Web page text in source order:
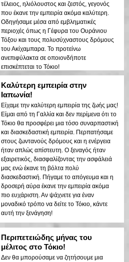
τέλειος, ηλιόλουστος και ζεστός, γεγονός
που έκανε την εμπειρία ακόμα καλύτερη.
Οδηγήσαμε μέσα από εμβληματικές
περιοχές όπως η Γέφυρα του Ουράνιου
Τόξου και τους πολυσύχναστους δρόμους
του Ακίχαμπαρα. Το προτείνω
ανεπιφύλακτα σε οποιονδήποτε
επισκέπτεται το Τόκιο!
Καλύτερη εμπειρία στην
Ιαπωνία!
Είχαμε την καλύτερη εμπειρία της ζωής μας!
Είμαι από τη Γαλλία και δεν περίμενα ότι το
Τόκιο θα προσφέρει μια τόσο συναρπαστική
και διασκεδαστική εμπειρία. Περπατήσαμε
στους ζωντανούς δρόμους και η ενέργεια
ήταν απλώς απίστευτη. Ο ξεναγός ήταν
εξαιρετικός, διασφαλίζοντας την ασφάλειά
μας ενώ έκανε τη βόλτα πολύ
διασκεδαστική. Πήγαμε το απόγευμα και η
δροσερή αύρα έκανε την εμπειρία ακόμα
πιο ευχάριστη. Αν ψάχνετε για έναν
μοναδικό τρόπο να δείτε το Τόκιο, κάντε
αυτή την ξενάγηση!
Περιπετειώδης μήνας του
μέλιτος στο Τόκιο!
Δεν θα μπορούσαμε να ζητήσουμε μια